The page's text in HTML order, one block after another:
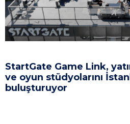
StartGate Game Link,
ve oyun stüdyolarını
buluşturuyor